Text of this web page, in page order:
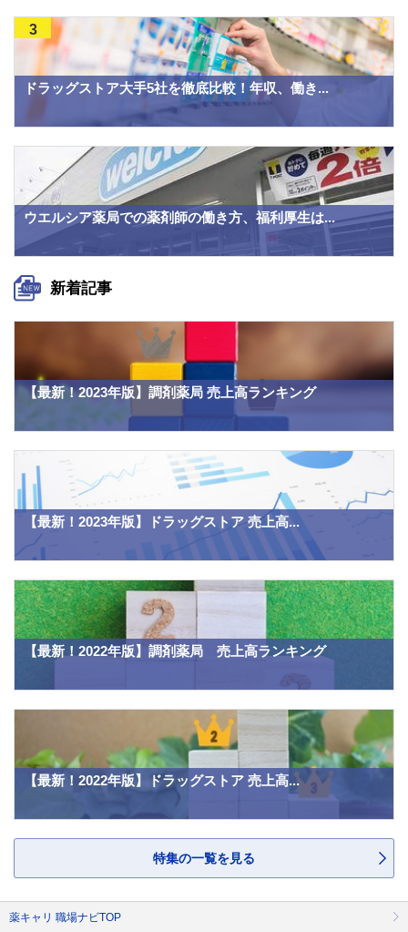
ドラッグストア大手5社を徹底比較！年収、働き...
3
ウエルシア薬局での薬剤師の働き方、福利厚生は...
新着記事
【最新！2023年版】調剤薬局 売上高ランキング
【最新！2023年版】ドラッグストア 売上高...
【最新！2022年版】調剤薬局 売上高ランキング
【最新！2022年版】ドラッグストア 売上高...
特集の一覧を見る
薬キャリ 職場ナビTOP